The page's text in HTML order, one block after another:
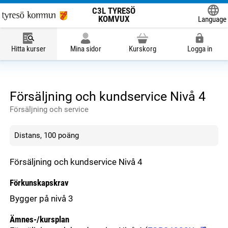
C3L TYRESÖ
KOMVUX
Language
Hitta kurser Mina sidor Kurskorg Logga in
Försäljning och kundservice Nivå 4
Försäljning och service
Distans, 100 poäng
Försäljning och kundservice Nivå 4
Förkunskapskrav
Bygger på nivå 3
Ämnes-/kursplan